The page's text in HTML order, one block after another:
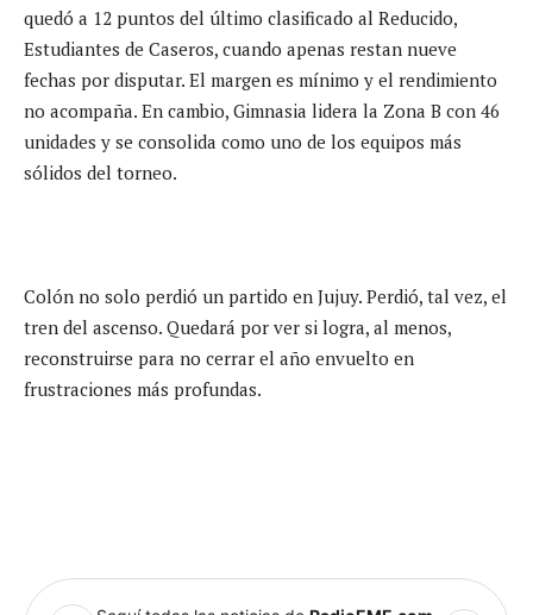
quedó a 12 puntos del último clasificado al Reducido,
Estudiantes de Caseros, cuando apenas restan nueve
fechas por disputar. El margen es mínimo y el rendimiento
no acompaña. En cambio, Gimnasia lidera la Zona B con 46
unidades y se consolida como uno de los equipos más
sólidos del torneo.
Colón no solo perdió un partido en Jujuy. Perdió, tal vez, el
tren del ascenso. Quedará por ver si logra, al menos,
reconstruirse para no cerrar el año envuelto en
frustraciones más profundas.